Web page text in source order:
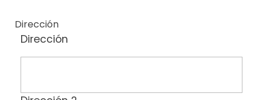
Dirección
Dirección